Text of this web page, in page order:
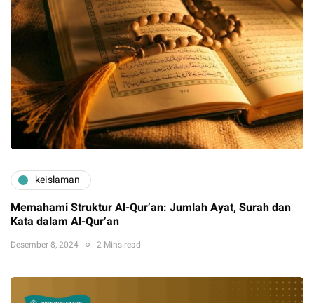
keislaman
Memahami Struktur Al-Qur’an: Jumlah Ayat, Surah dan
Kata dalam Al-Qur’an
Desember 8, 2024 2 Mins read